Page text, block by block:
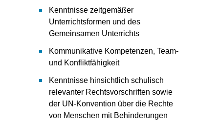
Kenntnisse zeitgemäßer
Unterrichtsformen und des
Gemeinsamen Unterrichts
Kommunikative Kompetenzen, Team-
und Konfliktfähigkeit
Kenntnisse hinsichtlich schulisch
relevanter Rechtsvorschriften sowie
der UN-Konvention über die Rechte
von Menschen mit Behinderungen